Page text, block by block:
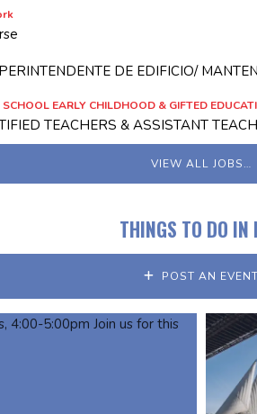
DE EDIFICIO/
EARLY CHILDHOOD & GIFTED
TEACHERS & ASSISTANT
VIEW ALL JOBS…
THINGS TO DO IN
POST AN EVENT